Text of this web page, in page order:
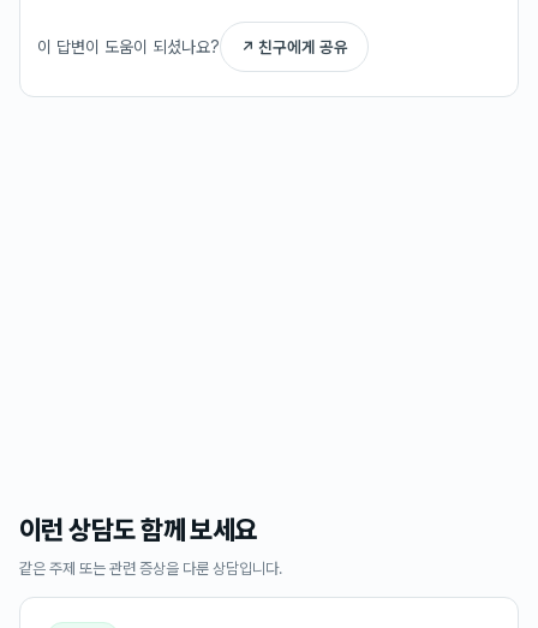
이 답변이 도움이 되셨나요? ↗ 친구에게 공유
이런 상담도 함께 보세요
같은 주제 또는 관련 증상을 다룬 상담입니다.